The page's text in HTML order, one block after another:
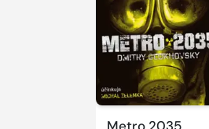
Metro 2035
Přehrát
ukázku